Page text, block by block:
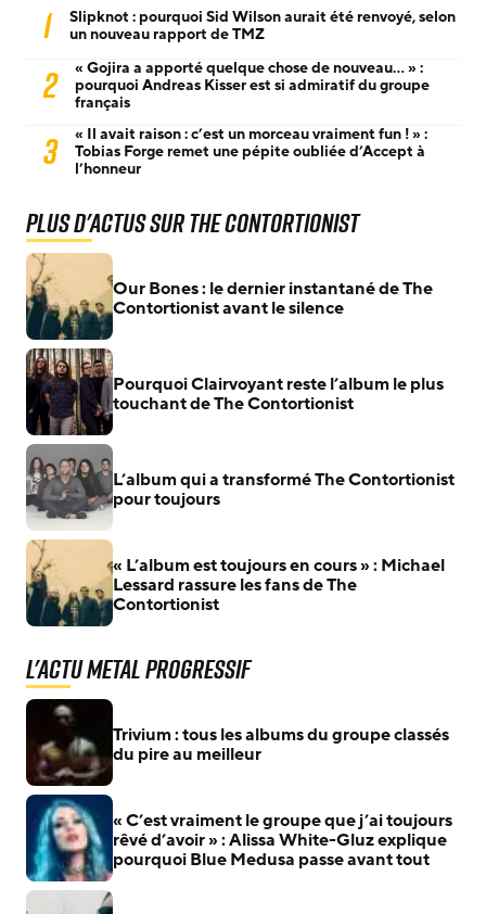
1
Slipknot : pourquoi Sid Wilson aurait été renvoyé, selon
un nouveau rapport de TMZ
2
« Gojira a apporté quelque chose de nouveau… » :
pourquoi Andreas Kisser est si admiratif du groupe
français
3
« Il avait raison : c’est un morceau vraiment fun ! » :
Tobias Forge remet une pépite oubliée d’Accept à
l’honneur
Plus d'actus sur The Contortionist
Our Bones : le dernier instantané de The
Contortionist avant le silence
Pourquoi Clairvoyant reste l’album le plus
touchant de The Contortionist
L’album qui a transformé The Contortionist
pour toujours
« L’album est toujours en cours » : Michael
Lessard rassure les fans de The
Contortionist
L'actu Metal Progressif
Trivium : tous les albums du groupe classés
du pire au meilleur
« C’est vraiment le groupe que j’ai toujours
rêvé d’avoir » : Alissa White-Gluz explique
pourquoi Blue Medusa passe avant tout